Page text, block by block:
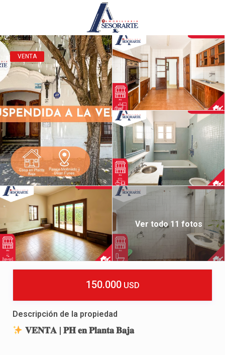
VENTA
Ver todo 11 fotos
150.000USD
Descripción de la propiedad
𝐕𝐄𝐍𝐓𝐀| 𝐏𝐇 𝐞𝐧 𝐏𝐥𝐚𝐧𝐭𝐚 𝐁𝐚𝐣𝐚